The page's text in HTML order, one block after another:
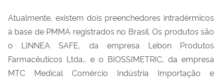
Atualmente, existem dois preenchedores intradérmicos
à base de PMMA registrados no Brasil. Os produtos são
o LINNEA SAFE, da empresa Lebon Produtos
Farmacêuticos Ltda., e o BIOSSIMETRIC, da empresa
MTC Medical Comércio Indústria Importação e